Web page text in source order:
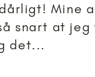
Mine
snart at
det...